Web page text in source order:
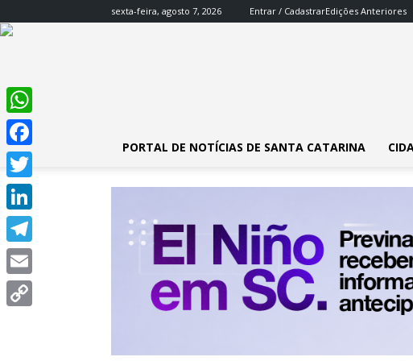
sexta-feira, agosto 7, 2026 Entrar / CadastrarEdições Anteriores
PORTAL DE NOTÍCIAS DE SANTA CATARINA
WhatsApp
Facebook
Twitter
LinkedIn
Telegram
Email